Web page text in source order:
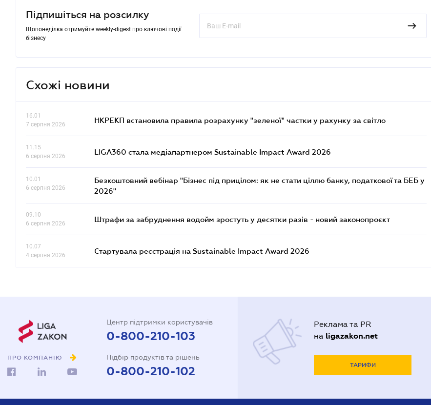
Підпишіться на розсилку
Щопонеділка отримуйте weekly-digest про ключові події
бізнесу
Схожі новини
16.01
7 серпня 2026
НКРЕКП встановила правила розрахунку "зеленої" частки у рахунку за світло
11.15
6 серпня 2026
LIGA360 стала медіапартнером Sustainable Impact Award 2026
10.01
6 серпня 2026
Безкоштовний вебінар "Бізнес під прицілом: як не стати ціллю банку, податкової та БЕБ у
2026"
09.10
6 серпня 2026
Штрафи за забруднення водойм зростуть у десятки разів - новий законопроєкт
10.07
4 серпня 2026
Стартувала реєстрація на Sustainable Impact Award 2026
ПРО КОМПАНІЮ
Центр підтримки користувачів
0-800-210-103
Підбір продуктів та рішень
0-800-210-102
Реклама та PR
на ligazakon.net
ТАРИФИ